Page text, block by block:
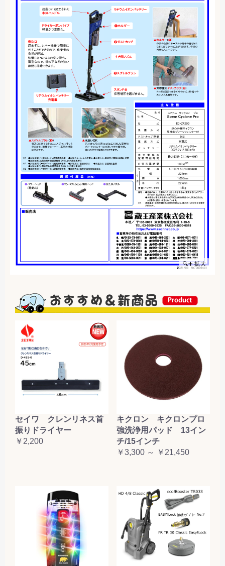
🔍➕ 拡大
セイワ クレンリネス首
振りドライヤー
￥2,200
キクロン キクロンプロ
強洗浄用パッド 13イン
チ/15インチ
￥3,300 ～ ￥21,450